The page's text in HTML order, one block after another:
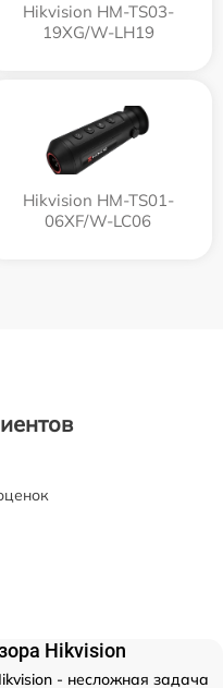
Hikvision HM-TS03-
19XG/W-LH19
Hikvision HM-TS01-
06XF/W-LC06
Hikvision
- несложная задача